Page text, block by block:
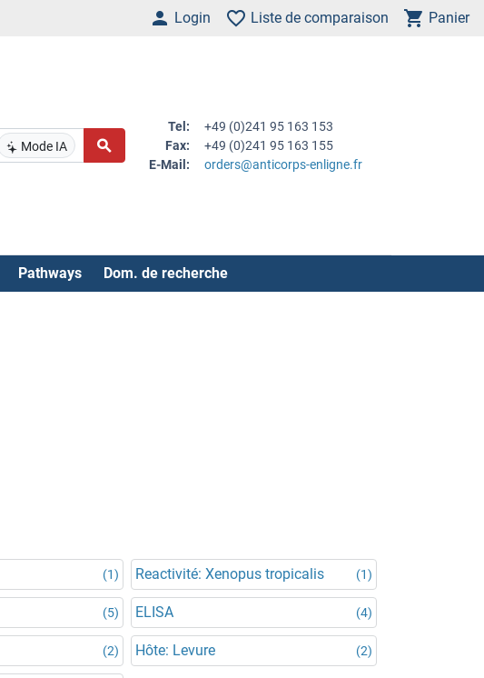
Login Liste de comparaison Panier
Mode IA
Tel:
+49 (0)241 95 163 153
Fax:
+49 (0)241 95 163 155
E-Mail:
orders@anticorps-enligne.fr
Pathways Dom. de recherche
(1) Reactivité: Xenopus tropicalis (1)
(5) ELISA (4)
(2) Hôte: Levure (2)